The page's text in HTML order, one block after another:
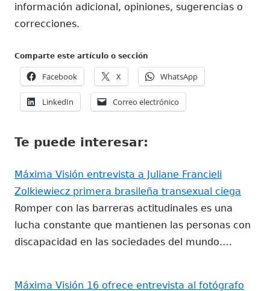
información adicional, opiniones, sugerencias o
correcciones.
Comparte este artículo o sección
Facebook
en
X
en
una
WhatsApp
en
LinkedIn
en
ventana
Correo electrónico
en
Te puede interesar:
Máxima Visión entrevista a Juliane Francieli
Zolkiewiecz primera brasileña transexual ciega
Romper con las barreras actitudinales es una
lucha constante que mantienen las personas con
discapacidad en las sociedades del mundo.…
Máxima Visión 16 ofrece entrevista al fotógrafo